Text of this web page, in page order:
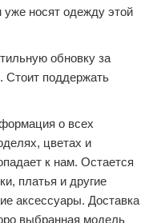
носят одежду этой
обновку за
Стоит поддержать
о всех
цветах и
к нам. Остается
платья и другие
аксессуары. Доставка
выбранная модель